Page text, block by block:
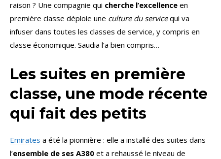
raison ? Une compagnie qui cherche l’excellence en
première classe déploie une culture du servicequi va
infuser dans toutes les classes de service, y compris en
classe économique. Saudia l’a bien compris…
Les suites en première
classe, une mode récente
qui fait des petits
Emirates a été la pionnière : elle a installé des suites dans
l’ensemble de ses A380 et a rehaussé le niveau de